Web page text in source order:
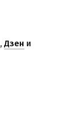
,Дзен и